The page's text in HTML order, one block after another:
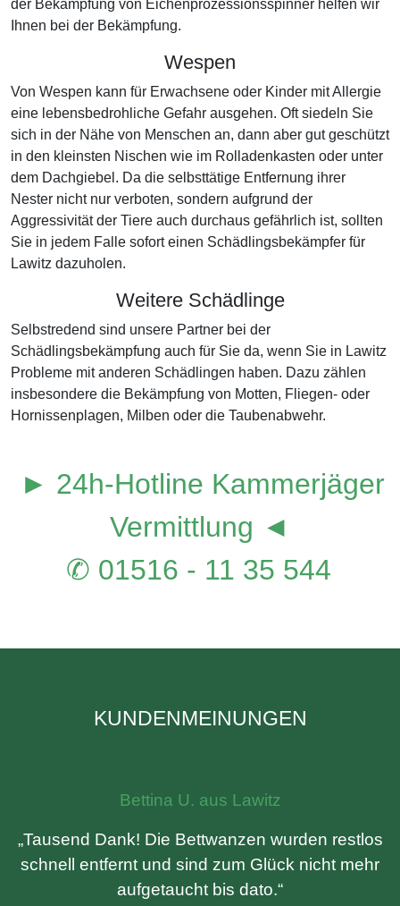
der Bekämpfung von Eichenprozessionsspinner helfen wir
Ihnen bei der Bekämpfung.
Wespen
Von Wespen kann für Erwachsene oder Kinder mit Allergie
eine lebensbedrohliche Gefahr ausgehen. Oft siedeln Sie
sich in der Nähe von Menschen an, dann aber gut geschützt
in den kleinsten Nischen wie im Rolladenkasten oder unter
dem Dachgiebel. Da die selbsttätige Entfernung ihrer
Nester nicht nur verboten, sondern aufgrund der
Aggressivität der Tiere auch durchaus gefährlich ist, sollten
Sie in jedem Falle sofort einen Schädlingsbekämpfer für
Lawitz dazuholen.
Weitere Schädlinge
Selbstredend sind unsere Partner bei der
Schädlingsbekämpfung auch für Sie da, wenn Sie in Lawitz
Probleme mit anderen Schädlingen haben. Dazu zählen
insbesondere die Bekämpfung von Motten, Fliegen- oder
Hornissenplagen, Milben oder die Taubenabwehr.
► 24h-Hotline Kammerjäger
Vermittlung ◄
✆ 01516 - 11 35 544
KUNDENMEINUNGEN
Bettina U. aus Lawitz
„Tausend Dank! Die Bettwanzen wurden restlos
schnell entfernt und sind zum Glück nicht mehr
aufgetaucht bis dato.“